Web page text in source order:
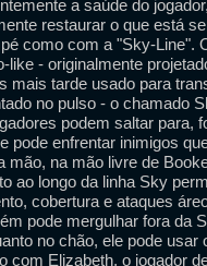
a saúde do
restaurar o que está
como com a "Sky-Line".
like - originalmente
mais tarde usado para
no pulso - o chamado
podem saltar para,
pode enfrentar inimigos
mão, na mão livre de
ao longo da linha Sky
cobertura e ataques
pode mergulhar fora da
no chão, ele pode usar
com Elizabeth, o jogador